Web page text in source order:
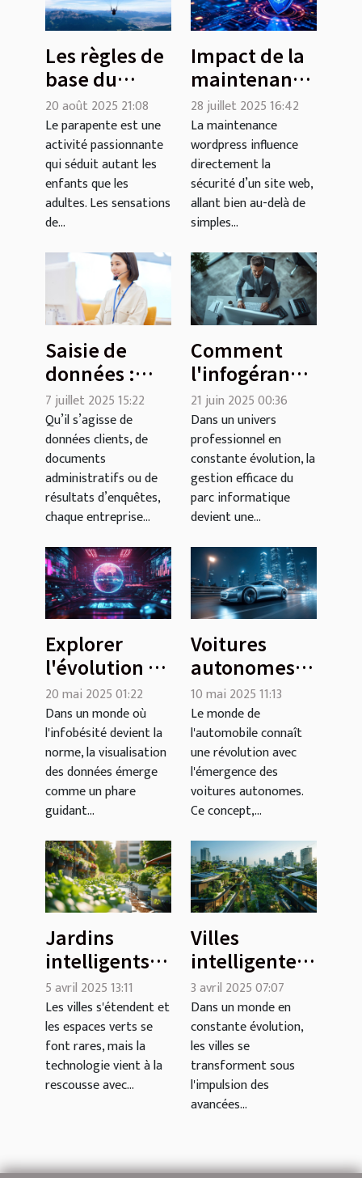
Les règles de
base du
parapente
pour petits et
grands
20 août 2025 21:08
Le parapente est une
activité passionnante
qui séduit autant les
enfants que les
adultes. Les sensations
de...
Impact de la
maintenance
WordPress
sur la
sécurité de
votre site
28 juillet 2025 16:42
La maintenance
wordpress influence
directement la
sécurité d’un site web,
allant bien au-delà de
simples...
Saisie de
données :
laissez faire
les experts
de
Médiphone
Téléservices !
7 juillet 2025 15:22
Qu’il s’agisse de
données clients, de
documents
administratifs ou de
résultats d’enquêtes,
chaque entreprise...
Comment
l'infogérance
de parc
informatique
optimise
votre
entreprise
21 juin 2025 00:36
Dans un univers
professionnel en
constante évolution, la
gestion efficace du
parc informatique
devient une...
Explorer
l'évolution de
la
visualisation
des données
de 2020 à
2025
20 mai 2025 01:22
Dans un monde où
l'infobésité devient la
norme, la visualisation
des données émerge
comme un phare
guidant...
Voitures
autonomes
où en
sommes-
nous et quel
est l'avenir
de l'auto-
conduite
10 mai 2025 11:13
Le monde de
l'automobile connaît
une révolution avec
l'émergence des
voitures autonomes.
Ce concept,...
Jardins
intelligents
Des
technologies
pour une
agriculture
urbaine
5 avril 2025 13:11
Les villes s'étendent et
les espaces verts se
font rares, mais la
technologie vient à la
rescousse avec...
Villes
intelligentes
et durable
comment la
technologie
façonne les
métropoles
de demain
3 avril 2025 07:07
Dans un monde en
constante évolution,
les villes se
transforment sous
l'impulsion des
avancées...